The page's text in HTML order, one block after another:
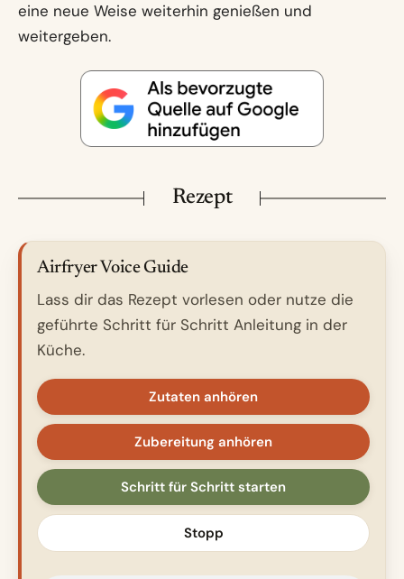
eine neue Weise weiterhin genießen und
weitergeben.
Rezept
Airfryer Voice Guide
Lass dir das Rezept vorlesen oder nutze die
geführte Schritt für Schritt Anleitung in der
Küche.
Zutaten anhören
Zubereitung anhören
Schritt für Schritt starten
Stopp